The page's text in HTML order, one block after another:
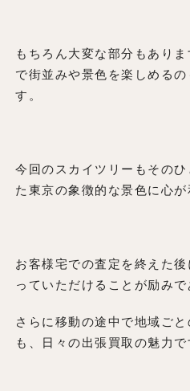
もちろん大変な部分もあり
で街並みや景色を楽しめる
す。
今回のスカイツリーもその
た東京の象徴的な景色に心が
お客様宅での査定を終えた
っていただけることが励みで
さらに移動の途中で地域ご
も、日々の出張買取の魅力で